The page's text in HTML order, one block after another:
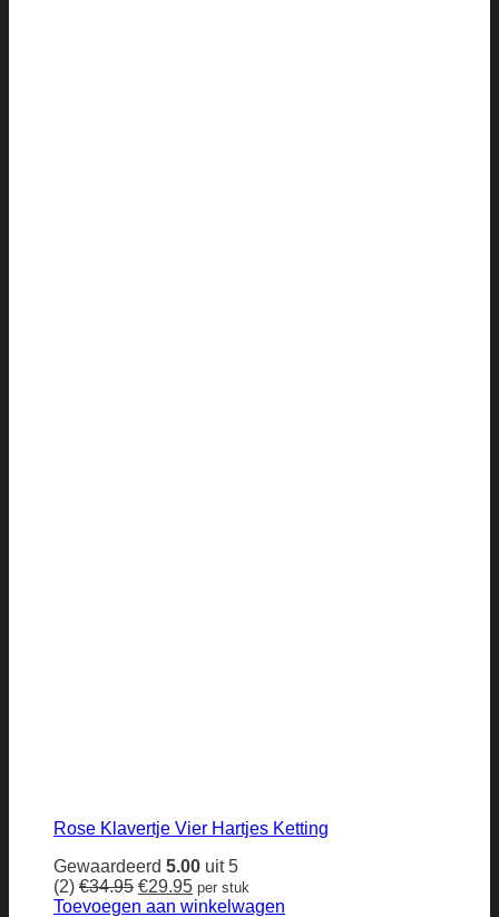
Rose Klavertje Vier Hartjes Ketting
Gewaardeerd 5.00 uit 5
(2) €34.95 Oorspronkelijke
prijs
€29.95Huidige
prijs
per stuk
Toevoegen aan winkelwagen